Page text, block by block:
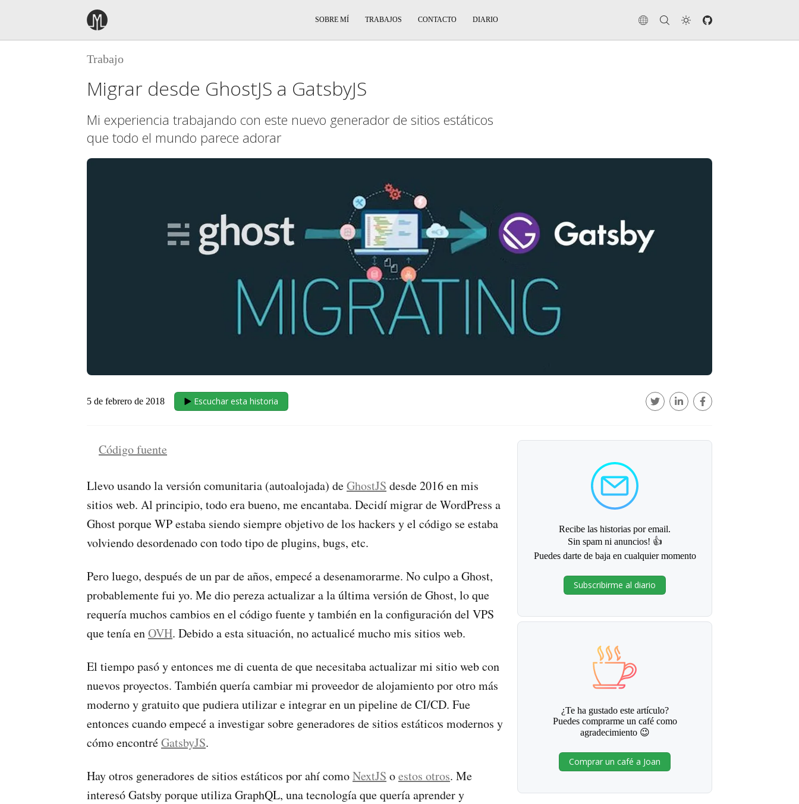
SOBRE MÍ TRABAJOS CONTACTO DIARIO
Trabajo
Migrar desde GhostJS a GatsbyJS
Mi experiencia trabajando con este nuevo generador de sitios estáticos
que todo el mundo parece adorar
5 de febrero de 2018 Escuchar esta historia
Código fuente
Llevo usando la versión comunitaria (autoalojada) deGhostJS desde 2016 en mis
sitios web. Al principio, todo era bueno, me encantaba. Decidí migrar de WordPress a
Ghost porque WP estaba siendo siempre objetivo de los hackers y el código se estaba
volviendo desordenado con todo tipo de plugins, bugs, etc.
Pero luego, después de un par de años, empecé a desenamorarme. No culpo a Ghost,
probablemente fui yo. Me dio pereza actualizar a la última versión de Ghost, lo que
requería muchos cambios en el código fuente y también en la configuración del VPS
que tenía enOVH. Debido a esta situación, no actualicé mucho mis sitios web.
El tiempo pasó y entonces me di cuenta de que necesitaba actualizar mi sitio web con
nuevos proyectos. También quería cambiar mi proveedor de alojamiento por otro más
moderno y gratuito que pudiera utilizar e integrar en un pipeline de CI/CD. Fue
entonces cuando empecé a investigar sobre generadores de sitios estáticos modernos y
cómo encontréGatsbyJS.
Hay otros generadores de sitios estáticos por ahí comoNextJS oestos otros. Me
interesó Gatsby porque utiliza GraphQL, una tecnología que quería aprender y
Recibe las historias por email.
Sin spam ni anuncios! 👍
Puedes darte de baja en cualquier momento
Subscribirme al diario
¿Te ha gustado este artículo?
Puedes comprarme un café como
agradecimiento 😉
Comprar un café a Joan